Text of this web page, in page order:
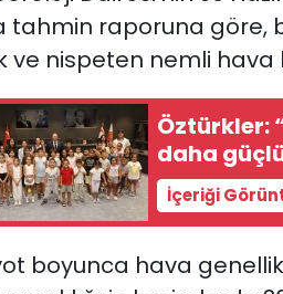
tahmin raporuna göre,
ve nispeten nemli
Öztürkler:
daha
İçeriği
boyunca hava